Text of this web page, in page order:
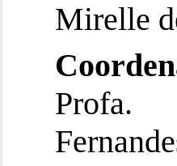
Mirelle